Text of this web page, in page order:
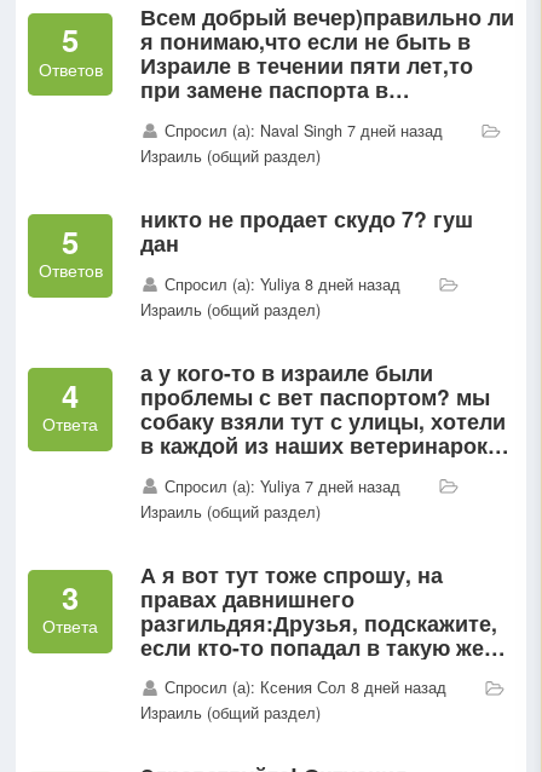
5
Ответов
Всем добрый вечер)правильно ли
я понимаю,что если не быть в
Израиле в течении пяти лет,то
при замене паспорта в
Европы его будут лава ты чего на
год и фактически если ты живет...
Спросил (а): Naval Singh 7 дней назад
Израиль (общий раздел)
5
Ответов
никто не продает скудо 7? гуш
дан
Спросил (а): Yuliya 8 дней назад
Израиль (общий раздел)
4
Ответа
а у кого-то в израиле были
проблемы с вет паспортом? мы
собаку взяли тут с улицы, хотели
в каждой из наших ветеринарок
что они не понимали о чем я....
Спросил (а): Yuliya 7 дней назад
Израиль (общий раздел)
3
Ответа
А я вот тут тоже спрошу, на
правах давнишнего
разгильдяя:Друзья, подскажите,
если кто-то попадал в такую же
деньги (и не зачислил на счет),
как долго банк решает вопрос...
Спросил (а): Ксения Сол 8 дней назад
Израиль (общий раздел)